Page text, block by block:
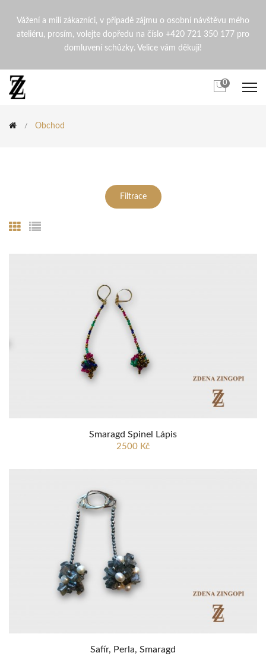
Internetový obchod
Vážení a milí zákazníci, v případě zájmu o osobní návštěvu mého
ateliéru, prosím, volejte dopředu na číslo +420 721 350 177 pro
domluvení schůzky. Velice vám děkuji!
0
Obchod
Filtrace
Smaragd Spinel Lápis
2500 Kč
Safír, Perla, Smaragd